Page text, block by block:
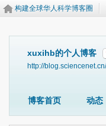
构建全球华人科学博客圈
xuxihb的个人博客
http://
博客首页 动态